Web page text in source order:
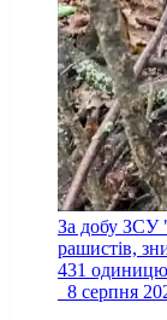
За добу ЗСУ
рашистів,
431 одиницю
8 серпня